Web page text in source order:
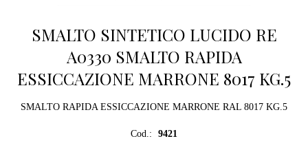
SMALTO SINTETICO LUCIDO RE
A0330 SMALTO RAPIDA
ESSICCAZIONE MARRONE 8017 KG.5
SMALTO RAPIDA ESSICCAZIONE MARRONE RAL 8017 KG.5
Cod.: 9421